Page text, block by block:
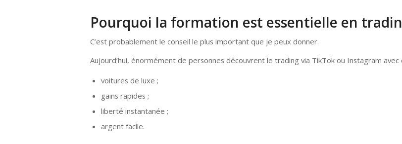
Pourquoi la formation est essentielle en
C’est probablement le conseil le plus important que je peux donner.
Aujourd’hui, énormément de personnes découvrent le trading via TikTok ou Instagram
voitures de luxe ;
gains rapides ;
liberté instantanée ;
argent facile.